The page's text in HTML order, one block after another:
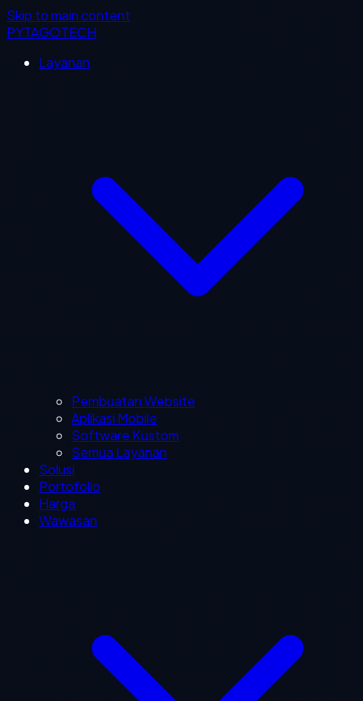
Skip to main content
PYTAGOTECH
Layanan
Pembuatan Website
Aplikasi Mobile
Software Kustom
Semua Layanan
Solusi
Portofolio
Harga
Wawasan